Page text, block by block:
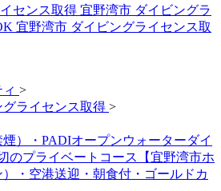
センス取得 宜野湾市 ダイビングラ
宜野湾市 ダイビングライセンス取
>
ライセンス取得 >
）・PADIオープンウォーターダイ
のプライベートコース【宜野湾市ホ
・空港送迎・朝食付・ゴールドカ